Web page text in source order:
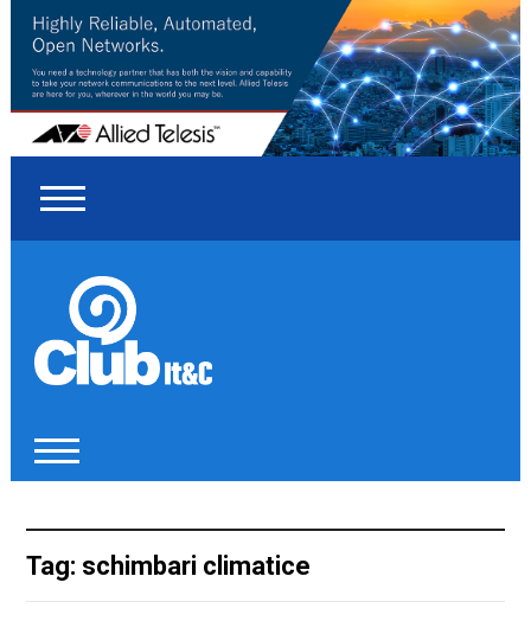
Tag: schimbari climatice